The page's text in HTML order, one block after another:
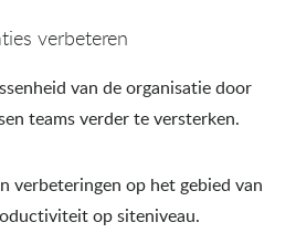
verbeteren
van de organisatie door
teams verder te versterken.
verbeteringen op het gebied van
op siteniveau.